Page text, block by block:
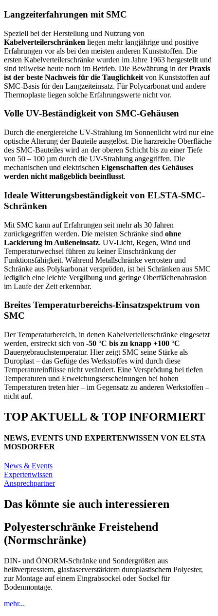
Langzeiterfahrungen mit SMC
Speziell bei der Herstellung und Nutzung von
Kabelverteilerschränken liegen mehr langjährige und positive
Erfahrungen vor als bei den meisten anderen Kunststoffen. Die
ersten Kabelverteilerschränke wurden im Jahre 1963 hergestellt und
sind teilweise heute noch im Betrieb. Die Bewährung in derPraxis
ist der beste Nachweis für die Tauglichkeit von Kunststoffen auf
SMC-Basis für den Langzeiteinsatz. Für Polycarbonat und andere
Thermoplaste liegen solche Erfahrungswerte nicht vor.
Volle UV-Beständigkeit von SMC-Gehäusen
Durch die energiereiche UV-Strahlung im Sonnenlicht wird nur eine
optische Alterung der Bauteile ausgelöst. Die harzreiche Oberfläche
des SMC-Bauteiles wird an der oberen Schicht bis zu einer Tiefe
von 50 – 100 µm durch die UV-Strahlung angegriffen. Die
mechanischen und elektrischen Eigenschaften des Gehäuses
werden nicht maßgeblich beeinflusst.
Ideale Witterungsbeständigkeit von ELSTA-SMC-
Schränken
Mit SMC kann auf Erfahrungen seit mehr als 30 Jahren
zurückgegriffen werden. Die meisten Schränke sind ohne
Lackierung im Außeneinsatz. UV-Licht, Regen, Wind und
Temperaturwechsel führen zu keiner Einschränkung der
Funktionsfähigkeit. Während Metallschränke verrosten und
Schränke aus Polykarbonat verspröden, ist bei Schränken aus SMC
lediglich eine leichte Vergilbung und geringe Oberflächenabrasion
im Laufe der Zeit erkennbar.
Breites Temperaturbereichs-Einsatzspektrum von
SMC
Der Temperaturbereich, in denen Kabelverteilerschränke eingesetzt
werden, erstreckt sich von -50 °C bis zu knapp +100 °C
Dauergebrauchstemperatur. Hier zeigt SMC seine Stärke als
Duroplast – das Gefüge des Werkstoffes wird durch diese
Temperatureinflüsse nicht verändert. Eine Versprödung bei tiefen
Temperaturen und Erweichungserscheinungen bei hohen
Temperaturen treten hier – im Gegensatz zu anderen Werkstoffen –
nicht auf.
TOP AKTUELL & TOP INFORMIERT
NEWS, EVENTS UND EXPERTENWISSEN VON ELSTA
MOSDORFER
News & Events
Expertenwissen
Ansprechpartner
Das könnte sie auch interessieren
Polyesterschränke Freistehend
(Normschränke)
DIN- und ÖNORM-Schränke und Sondergrößen aus
heißverpresstem, glasfaserverstärktem duroplastischem Polyester,
zur Montage auf einem Eingrabsockel oder Sockel für
Bodenmontage.
mehr...